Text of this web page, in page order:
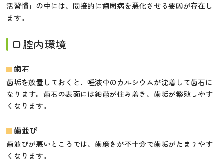
活習慣」の中には、間接的に歯周病を悪化させる要因が存在し
ます。
口腔内環境
歯石
歯垢を放置しておくと、唾液中のカルシウムが沈着して歯石に
なります。歯石の表面には細菌が住み着き、歯垢が繁殖しやす
くなります。
歯並び
歯並びが悪いところでは、歯磨きが不十分で歯垢がたまりやす
くなります。